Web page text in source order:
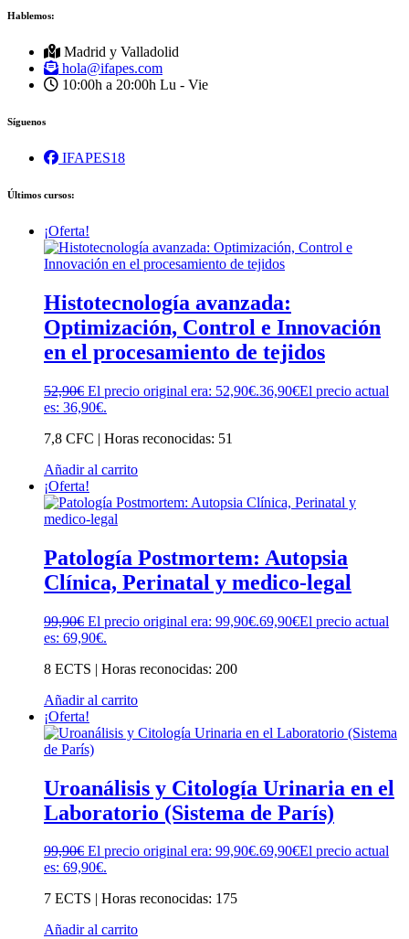
Hablemos:
Madrid y Valladolid
hola@ifapes.com
10:00h a 20:00h Lu - Vie
Síguenos
IFAPES18
Últimos cursos:
¡Oferta!
Histotecnología avanzada:
Optimización, Control e Innovación
en el procesamiento de tejidos
52,90€ El precio original era: 52,90€.36,90€El precio actual
es: 36,90€.
7,8 CFC | Horas reconocidas: 51
Añadir al carrito
¡Oferta!
Patología Postmortem: Autopsia
Clínica, Perinatal y medico-legal
99,90€ El precio original era: 99,90€.69,90€El precio actual
es: 69,90€.
8 ECTS | Horas reconocidas: 200
Añadir al carrito
¡Oferta!
Uroanálisis y Citología Urinaria en el
Laboratorio (Sistema de París)
99,90€ El precio original era: 99,90€.69,90€El precio actual
es: 69,90€.
7 ECTS | Horas reconocidas: 175
Añadir al carrito